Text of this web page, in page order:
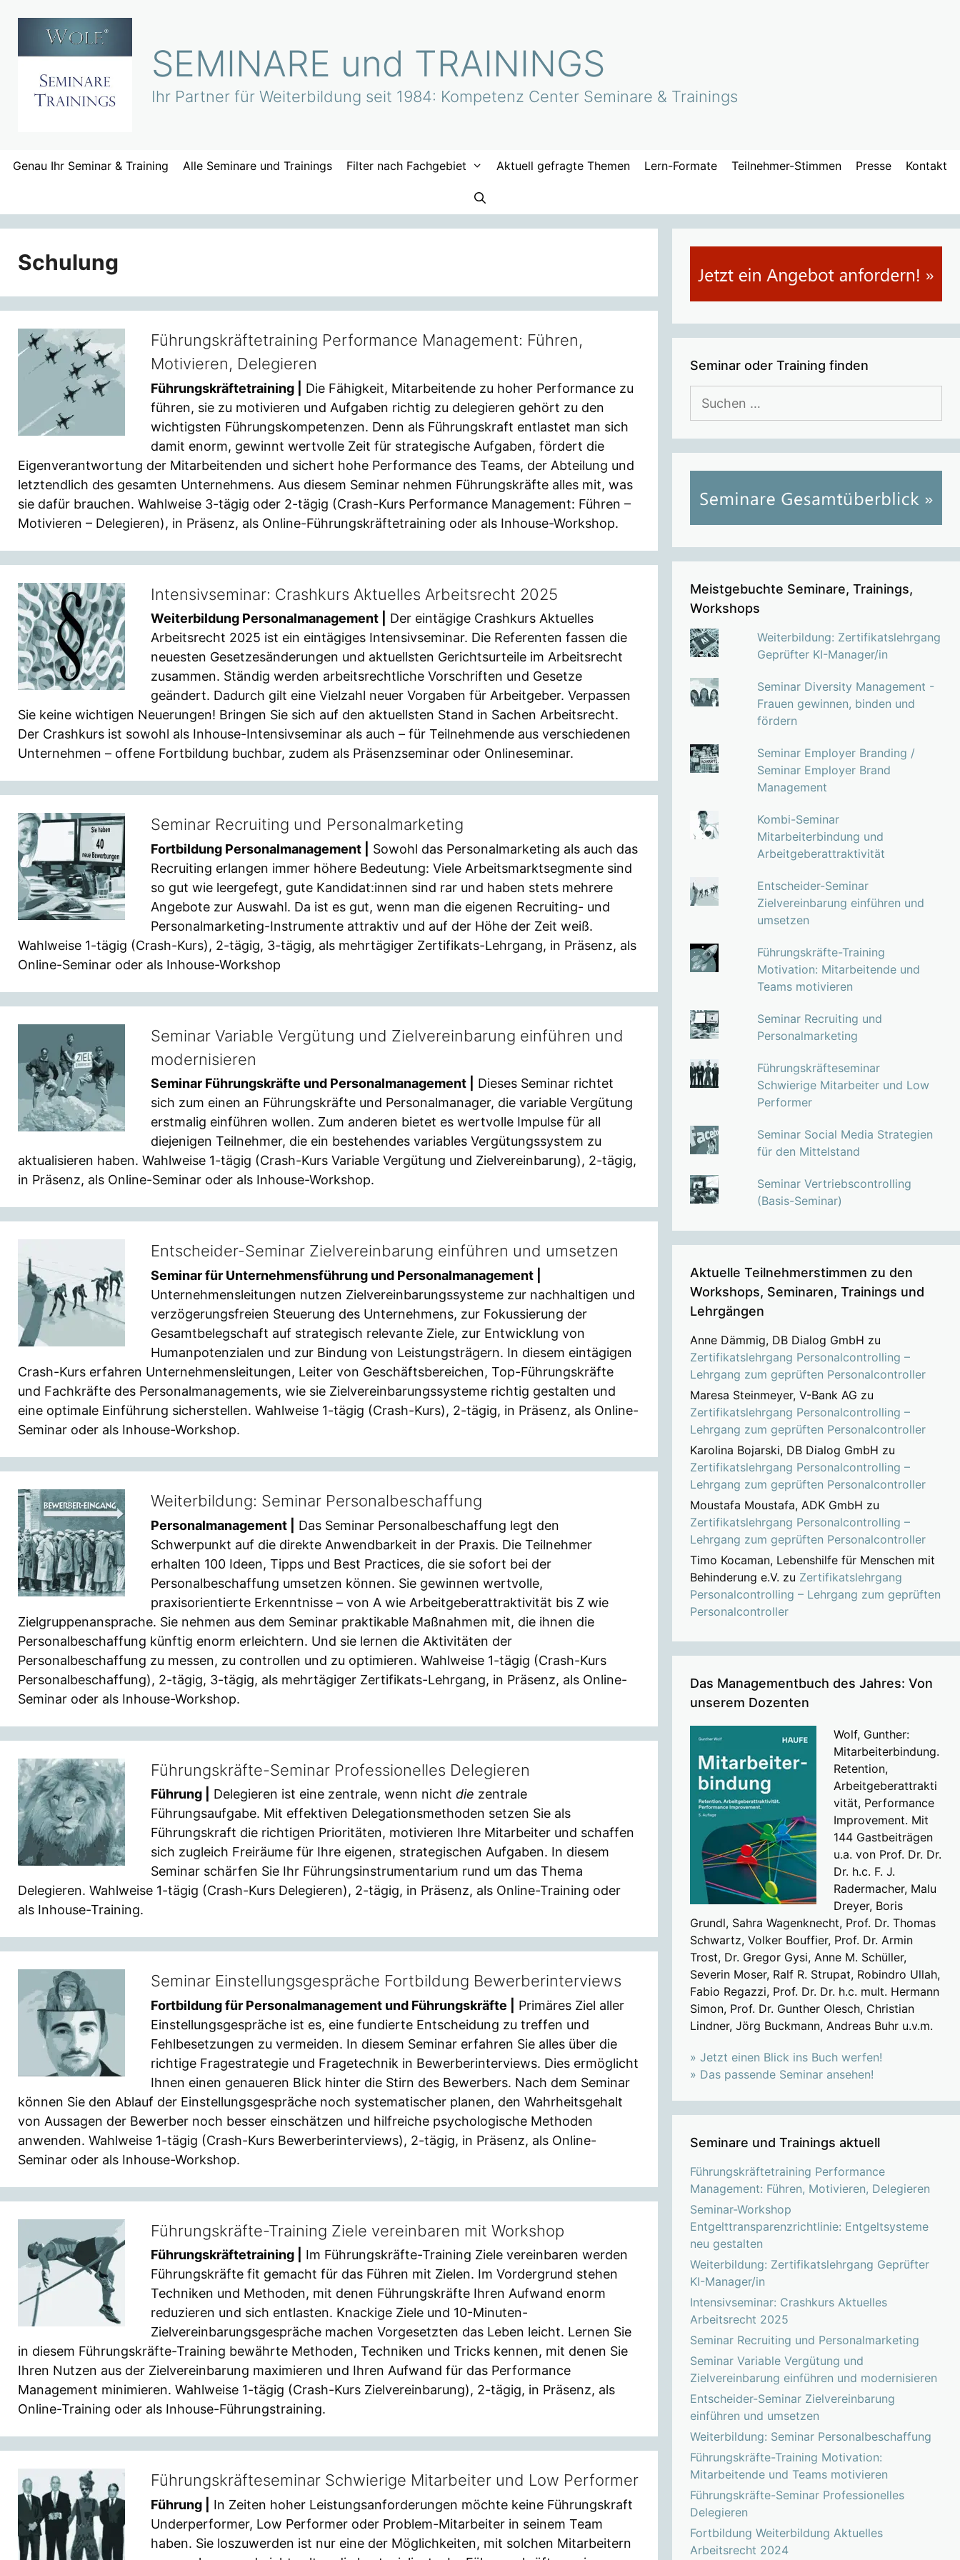
springen
SEMINARE und TRAININGS
Ihr Partner für Weiterbildung seit 1984: Kompetenz Center Seminare & Trainings
Genau Ihr Seminar & Training Alle Seminare und Trainings Filter nach Fachgebiet Aktuell gefragte Themen Lern-Formate Teilnehmer-Stimmen Presse Kontakt
Schulung
Führungskräftetraining Performance Management: Führen,
Motivieren, Delegieren
Führungskräftetraining |
Die Fähigkeit, Mitarbeitende zu hoher Performance zu
führen, sie zu motivieren und Aufgaben richtig zu delegieren gehört zu den
wichtigsten Führungskompetenzen. Denn als Führungskraft entlastet man sich
damit enorm, gewinnt wertvolle Zeit für strategische Aufgaben, fördert die
Eigenverantwortung der Mitarbeitenden und sichert hohe Performance des Teams, der Abteilung und
letztendlich des gesamten Unternehmens. Aus diesem Seminar nehmen Führungskräfte alles mit, was
sie dafür brauchen. Wahlweise 3-tägig oder 2-tägig (Crash-Kurs Performance Management: Führen –
Motivieren – Delegieren), in Präsenz, als Online-Führungskräftetraining oder als Inhouse-Workshop.
Intensivseminar: Crashkurs Aktuelles Arbeitsrecht 2025
Weiterbildung Personalmanagement |
Der eintägige Crashkurs Aktuelles
Arbeitsrecht 2025 ist ein eintägiges Intensivseminar. Die Referenten fassen die
neuesten Gesetzesänderungen und aktuellsten Gerichtsurteile im Arbeitsrecht
zusammen. Ständig werden arbeitsrechtliche Vorschriften und Gesetze
geändert. Dadurch gilt eine Vielzahl neuer Vorgaben für Arbeitgeber. Verpassen
Sie keine wichtigen Neuerungen! Bringen Sie sich auf den aktuellsten Stand in Sachen Arbeitsrecht.
Der Crashkurs ist sowohl als Inhouse-Intensivseminar als auch – für Teilnehmende aus verschiedenen
Unternehmen – offene Fortbildung buchbar, zudem als Präsenzseminar oder Onlineseminar.
Seminar Recruiting und Personalmarketing
Fortbildung Personalmanagement |
Sowohl das Personalmarketing als auch das
Recruiting erlangen immer höhere Bedeutung: Viele Arbeitsmarktsegmente sind
so gut wie leergefegt, gute Kandidat:innen sind rar und haben stets mehrere
Angebote zur Auswahl. Da ist es gut, wenn man die eigenen Recruiting- und
Personalmarketing-Instrumente attraktiv und auf der Höhe der Zeit weiß.
Wahlweise 1-tägig (Crash-Kurs), 2-tägig, 3-tägig, als mehrtägiger Zertifikats-Lehrgang, in Präsenz, als
Online-Seminar oder als Inhouse-Workshop
Seminar Variable Vergütung und Zielvereinbarung einführen und
modernisieren
Seminar Führungskräfte und Personalmanagement |
Dieses Seminar richtet
sich zum einen an Führungskräfte und Personalmanager, die variable Vergütung
erstmalig einführen wollen. Zum anderen bietet es wertvolle Impulse für all
diejenigen Teilnehmer, die ein bestehendes variables Vergütungssystem zu
aktualisieren haben. Wahlweise 1-tägig (Crash-Kurs Variable Vergütung und Zielvereinbarung), 2-tägig,
in Präsenz, als Online-Seminar oder als Inhouse-Workshop.
Entscheider-Seminar Zielvereinbarung einführen und umsetzen
Seminar für Unternehmensführung und Personalmanagement |
Unternehmensleitungen nutzen Zielvereinbarungssysteme zur nachhaltigen und
verzögerungsfreien Steuerung des Unternehmens, zur Fokussierung der
Gesamtbelegschaft auf strategisch relevante Ziele, zur Entwicklung von
Humanpotenzialen und zur Bindung von Leistungsträgern. In diesem eintägigen
Crash-Kurs erfahren Unternehmensleitungen, Leiter von Geschäftsbereichen, Top-Führungskräfte
und Fachkräfte des Personalmanagements, wie sie Zielvereinbarungssysteme richtig gestalten und
eine optimale Einführung sicherstellen. Wahlweise 1-tägig (Crash-Kurs), 2-tägig, in Präsenz, als Online-
Seminar oder als Inhouse-Workshop.
Weiterbildung: Seminar Personalbeschaffung
Personalmanagement |
Das Seminar Personalbeschaffung legt den
Schwerpunkt auf die direkte Anwendbarkeit in der Praxis. Die Teilnehmer
erhalten 100 Ideen, Tipps und Best Practices, die sie sofort bei der
Personalbeschaffung umsetzen können. Sie gewinnen wertvolle,
praxisorientierte Erkenntnisse – von A wie Arbeitgeberattraktivität bis Z wie
Zielgruppenansprache. Sie nehmen aus dem Seminar praktikable Maßnahmen mit, die ihnen die
Personalbeschaffung künftig enorm erleichtern. Und sie lernen die Aktivitäten der
Personalbeschaffung zu messen, zu controllen und zu optimieren. Wahlweise 1-tägig (Crash-Kurs
Personalbeschaffung), 2-tägig, 3-tägig, als mehrtägiger Zertifikats-Lehrgang, in Präsenz, als Online-
Seminar oder als Inhouse-Workshop.
Führungskräfte-Seminar Professionelles Delegieren
Führung | Delegieren ist eine zentrale, wenn nicht die zentrale
Führungsaufgabe. Mit effektiven Delegationsmethoden setzen Sie als
Führungskraft die richtigen Prioritäten, motivieren Ihre Mitarbeiter und schaffen
sich zugleich Freiräume für Ihre eigenen, strategischen Aufgaben. In diesem
Seminar schärfen Sie Ihr Führungsinstrumentarium rund um das Thema
Delegieren. Wahlweise 1-tägig (Crash-Kurs Delegieren), 2-tägig, in Präsenz, als Online-Training oder
als Inhouse-Training.
Seminar Einstellungsgespräche Fortbildung Bewerberinterviews
Fortbildung für Personalmanagement und Führungskräfte |
Primäres Ziel aller
Einstellungsgespräche ist es, eine fundierte Entscheidung zu treffen und
Fehlbesetzungen zu vermeiden. In diesem Seminar erfahren Sie alles über die
richtige Fragestrategie und Fragetechnik in Bewerberinterviews. Dies ermöglicht
Ihnen einen genaueren Blick hinter die Stirn des Bewerbers. Nach dem Seminar
können Sie den Ablauf der Einstellungsgespräche noch systematischer planen, den Wahrheitsgehalt
von Aussagen der Bewerber noch besser einschätzen und hilfreiche psychologische Methoden
anwenden. Wahlweise 1-tägig (Crash-Kurs Bewerberinterviews), 2-tägig, in Präsenz, als Online-
Seminar oder als Inhouse-Workshop.
Führungskräfte-Training Ziele vereinbaren mit Workshop
Führungskräftetraining |
Im Führungskräfte-Training Ziele vereinbaren werden
Führungskräfte fit gemacht für das Führen mit Zielen. Im Vordergrund stehen
Techniken und Methoden, mit denen Führungskräfte Ihren Aufwand enorm
reduzieren und sich entlasten. Knackige Ziele und 10-Minuten-
Zielvereinbarungsgespräche machen Vorgesetzten das Leben leicht. Lernen Sie
in diesem Führungskräfte-Training bewährte Methoden, Techniken und Tricks kennen, mit denen Sie
Ihren Nutzen aus der Zielvereinbarung maximieren und Ihren Aufwand für das Performance
Management minimieren. Wahlweise 1-tägig (Crash-Kurs Zielvereinbarung), 2-tägig, in Präsenz, als
Online-Training oder als Inhouse-Führungstraining.
Führungskräfteseminar Schwierige Mitarbeiter und Low Performer
Führung |
In Zeiten hoher Leistungsanforderungen möchte keine Führungskraft
Underperformer, Low Performer oder Problem-Mitarbeiter in seinem Team
haben. Sie loszuwerden ist nur eine der Möglichkeiten, mit solchen Mitarbeitern
Seminar oder Training finden
nach:
Meistgebuchte Seminare, Trainings,
Workshops
Weiterbildung: Zertifikatslehrgang
Geprüfter KI-Manager/in
Seminar Diversity Management -
Frauen gewinnen, binden und
fördern
Seminar Employer Branding /
Seminar Employer Brand
Management
Kombi-Seminar
Mitarbeiterbindung und
Arbeitgeberattraktivität
Entscheider-Seminar
Zielvereinbarung einführen und
umsetzen
Führungskräfte-Training
Motivation: Mitarbeitende und
Teams motivieren
Seminar Recruiting und
Personalmarketing
Führungskräfteseminar
Schwierige Mitarbeiter und Low
Performer
Seminar Social Media Strategien
für den Mittelstand
Seminar Vertriebscontrolling
(Basis-Seminar)
Aktuelle Teilnehmerstimmen zu den
Workshops, Seminaren, Trainings und
Lehrgängen
Anne Dämmig, DB Dialog GmbH zu
Zertifikatslehrgang Personalcontrolling –
Lehrgang zum geprüften Personalcontroller
Maresa Steinmeyer, V-Bank AG zu
Zertifikatslehrgang Personalcontrolling –
Lehrgang zum geprüften Personalcontroller
Karolina Bojarski, DB Dialog GmbH zu
Zertifikatslehrgang Personalcontrolling –
Lehrgang zum geprüften Personalcontroller
Moustafa Moustafa, ADK GmbH zu
Zertifikatslehrgang Personalcontrolling –
Lehrgang zum geprüften Personalcontroller
Timo Kocaman, Lebenshilfe für Menschen mit
Behinderung e.V. zu Zertifikatslehrgang
Personalcontrolling – Lehrgang zum geprüften
Personalcontroller
Das Managementbuch des Jahres: Von
unserem Dozenten
Wolf, Gunther:
Mitarbeiterbindung.
Retention,
Arbeitgeberattrakti
vität, Performance
Improvement. Mit
144 Gastbeiträgen
u.a. von Prof. Dr. Dr.
Dr. h.c. F. J.
Radermacher, Malu
Dreyer, Boris
Grundl, Sahra Wagenknecht, Prof. Dr. Thomas
Schwartz, Volker Bouffier, Prof. Dr. Armin
Trost, Dr. Gregor Gysi, Anne M. Schüller,
Severin Moser, Ralf R. Strupat, Robindro Ullah,
Fabio Regazzi, Prof. Dr. Dr. h.c. mult. Hermann
Simon, Prof. Dr. Gunther Olesch, Christian
Lindner, Jörg Buckmann, Andreas Buhr u.v.m.
» Jetzt einen Blick ins Buch werfen!
» Das passende Seminar ansehen!
Seminare und Trainings aktuell
Führungskräftetraining Performance
Management: Führen, Motivieren, Delegieren
Seminar-Workshop
Entgelttransparenzrichtlinie: Entgeltsysteme
neu gestalten
Weiterbildung: Zertifikatslehrgang Geprüfter
KI-Manager/in
Intensivseminar: Crashkurs Aktuelles
Arbeitsrecht 2025
Seminar Recruiting und Personalmarketing
Seminar Variable Vergütung und
Zielvereinbarung einführen und modernisieren
Entscheider-Seminar Zielvereinbarung
einführen und umsetzen
Weiterbildung: Seminar Personalbeschaffung
Führungskräfte-Training Motivation:
Mitarbeitende und Teams motivieren
Führungskräfte-Seminar Professionelles
Delegieren
Fortbildung Weiterbildung Aktuelles
Arbeitsrecht 2024